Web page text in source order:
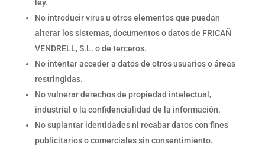
ley.
No introducir virus u otros elementos que puedan
alterar los sistemas, documentos o datos de FRICAÑ
VENDRELL, S.L. o de terceros.
No intentar acceder a datos de otros usuarios o áreas
restringidas.
No vulnerar derechos de propiedad intelectual,
industrial o la confidencialidad de la información.
No suplantar identidades ni recabar datos con fines
publicitarios o comerciales sin consentimiento.